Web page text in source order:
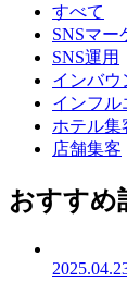
すべて
SNSマー
SNS運用
インバウ
インフル
ホテル集
店舗集客
おすすめ